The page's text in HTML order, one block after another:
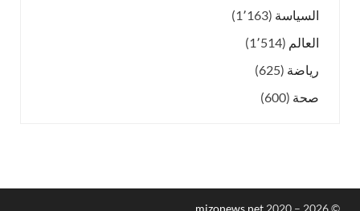
السياسة (1٬163)
العالم (1٬514)
رياضة (625)
صحة (600)